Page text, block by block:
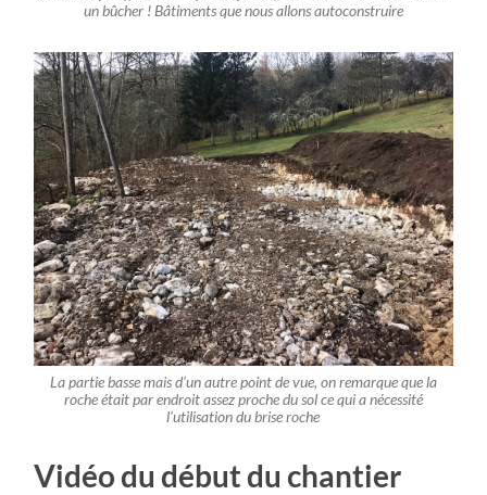
un bûcher ! Bâtiments que nous allons autoconstruire
La partie basse mais d’un autre point de vue, on remarque que la
roche était par endroit assez proche du sol ce qui a nécessité
l’utilisation du brise roche
Vidéo du début du chantier